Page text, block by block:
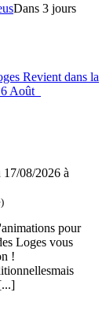
Dans 3 jours
Revient dans la
Août
17/08/2026 à
pour
Loges vous
!